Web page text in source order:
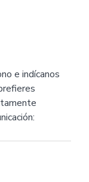
e indícanos